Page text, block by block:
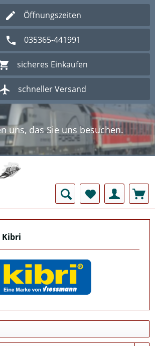
Öffnungszeiten
035365-441991
sicheres Einkaufen
schneller Versand
uns, das Sie uns besuchen.
Willkommen im Onlineshop
- Eck Kloppe.
uns, das Sie uns besuchen.
im Onlineshop
- Eck Kloppe.
Kibri